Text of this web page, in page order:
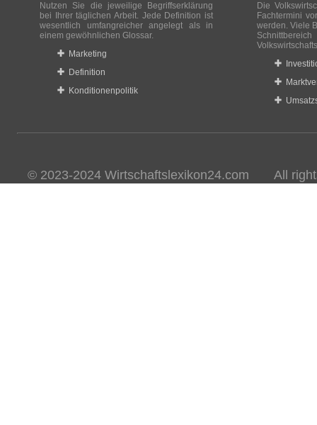
Nutzen Sie die jeweilige Begriffserklärung
bei Ihrer täglichen Arbeit. Jede Definition ist
wesentlich umfangreicher angelegt als in
einem gewöhnlichen Glossar.
Marketing
Definition
Konditionenpolitik
Die
Fachtermini
werden. Viele
© 2023-2024 Wirtschaftslexikon24.com All